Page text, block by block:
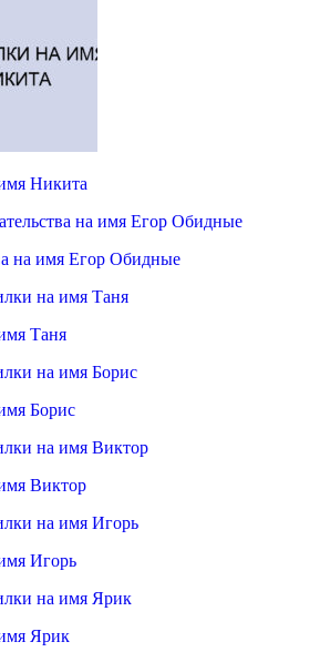
Никита
на имя Егор Обидные
Таня
Борис
Виктор
Игорь
Ярик